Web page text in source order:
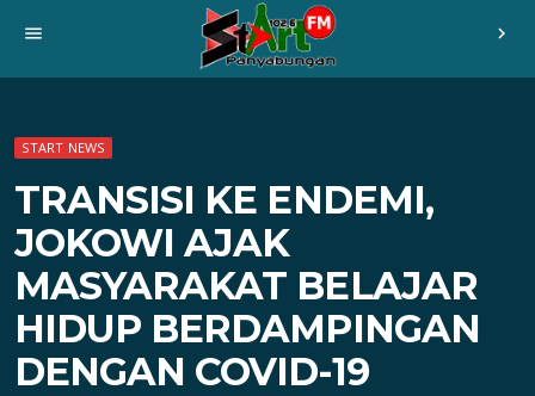
menu chevron_right
START NEWS
TRANSISI KE ENDEMI,
JOKOWI AJAK
MASYARAKAT BELAJAR
HIDUP BERDAMPINGAN
DENGAN COVID-19